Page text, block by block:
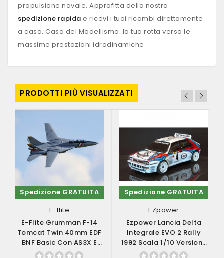
propulsione navale. Approfitta della nostra
spedizione rapida e ricevi i tuoi ricambi direttamente
a casa. Casa del Modellismo: la tua rotta verso le
massime prestazioni idrodinamiche.
PRODOTTI PIÙ VISUALIZZATI
Spedizione GRATUITA
E-flite
E-Flite Grumman F-14
Tomcat Twin 40mm EDF
BNF Basic Con AS3X E
SAFE Select...
Spedizione GRATUITA
EZpower
Ezpower Lancia Delta
Integrale EVO 2 Rally
1992 Scala 1/10 Versione
RTR (art....